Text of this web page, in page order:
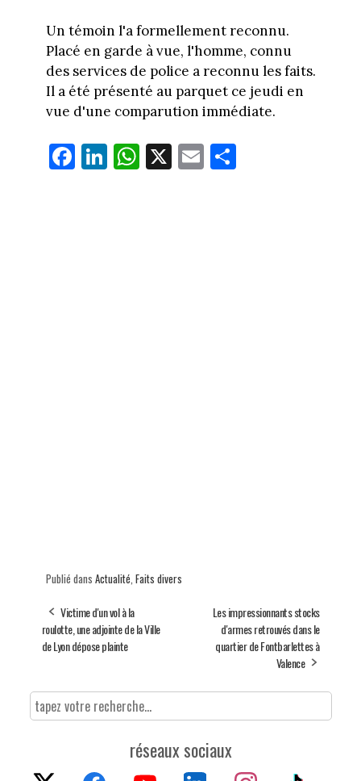
Un témoin l'a formellement reconnu.
Placé en garde à vue, l'homme, connu
des services de police a reconnu les faits.
Il a été présenté au parquet ce jeudi en
vue d'une comparution immédiate.
Fa
ce
Li
nk
W
ha
X E
m
Pa
rt
Publié dans Actualité Faits divers
Victime d'un vol à la
roulotte, une adjointe de la Ville
de Lyon dépose plainte
Les impressionnants stocks
d'armes retrouvés dans le
quartier de Fontbarlettes à
Valence
réseaux sociaux